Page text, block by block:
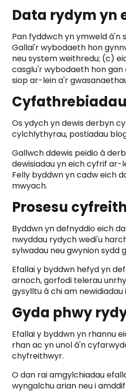
Data rydym yn
Pan fyddwch yn ymweld â'n
Gallai'r wybodaeth hon
neu system weithredu; (c)
casglu'r wybodaeth hon gan
siop ar-lein a'r
Os ydych yn dewis derbyn
cylchlythyrau, postiadau
Gallwch ddewis peidio â
dewisiadau yn eich cyfrif ar-
Felly byddwn yn cadw eich
mwyach.
Prosesu
Byddwn yn defnyddio eich
nwyddau rydych wedi'u
sylwadau neu gwynion sydd
Efallai y byddwn hefyd yn
arnoch, gorfodi telerau
gysylltu â chi am newidiadau
Gyda phwy
Efallai y byddwn yn rhannu
rhan ac yn unol â'n
chyfreithwyr.
O dan rai amgylchiadau
wyngalchu arian neu i